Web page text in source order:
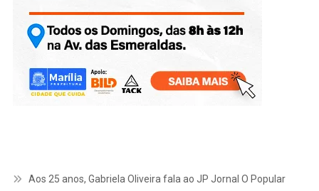
Aos 25 anos, Gabriela Oliveira fala ao JP Jornal O Popular